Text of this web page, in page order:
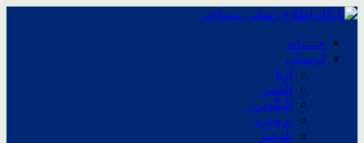
خــــانه
لرستان
ازنا
الشتر
الیگودرز
بروجرد
پلدختر